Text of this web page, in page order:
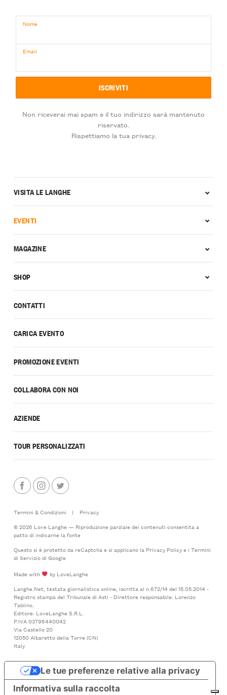
Nome
Email
Non riceverai mai spam e il tuo indirizzo sarà mantenuto
riservato.
Rispettiamo la tua privacy.
CONTATTI
CARICA EVENTO
PROMOZIONE EVENTI
COLLABORA CON NOI
AZIENDE
TOUR PERSONALIZZATI
VISITA LE LANGHE
EVENTI
MAGAZINE
SHOP
Termini & Condizioni |
Privacy
© 2026 Love Langhe — Riproduzione parziale dei contenuti consentita a
patto di indicarne la fonte
Questo si è protetto da reCaptcha e si applicano la Privacy Policye i Termini
di Serviziodi Google
Made with
by LoveLanghe
Langhe.Net, testata giornalistica online, iscritta al n.672/14 del 15.05.2014 -
Registro stampa del Tribunale di Asti - Direttore responsabile: Lorenzo
Tablino.
Editore: LoveLanghe S.R.L.
P.IVA 03796440042
Via Castello 20
12050 Albaretto della Torre (CN)
Italy
Informativa sulla raccolta
Le tue preferenze relative alla privacy